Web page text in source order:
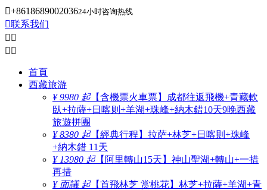
+861868900203624小时咨询热线
联系我们
 
 
首頁
西藏旅游
¥ 9980 起【含機票火車票】成都往返飛機+青藏軟
臥+拉薩+日喀则+羊湖+珠峰+納木錯10天9晚西藏
旅遊拼團
¥ 8380 起【經典行程】拉萨+林芝+日喀則+珠峰
+納木錯 11天
¥ 13980 起【阿里轉山15天】神山聖湖+轉山+一措
再措
¥ 面議 起【首飛林芝 赏桃花】林芝+拉薩+羊湖+青